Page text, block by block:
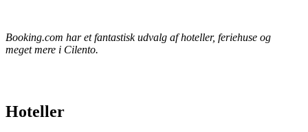
Booking.com har et fantastisk udvalg af hoteller, feriehuse og
meget mere i Cilento.
Hoteller